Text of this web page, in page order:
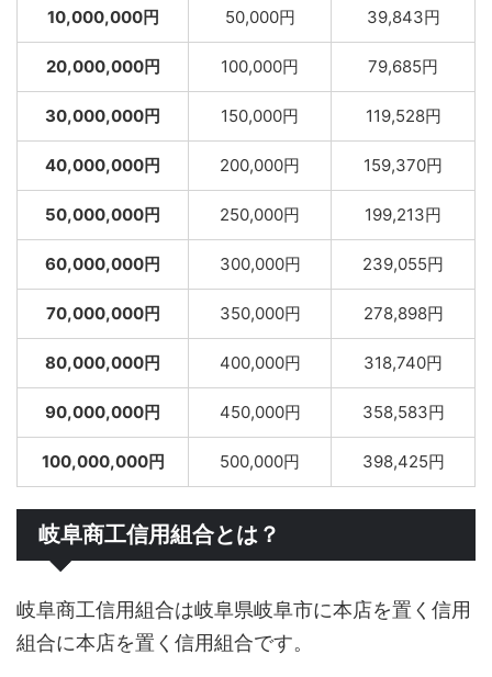
10,000,000円 50,000円 39,843円
20,000,000円 100,000円 79,685円
30,000,000円 150,000円 119,528円
40,000,000円 200,000円 159,370円
50,000,000円 250,000円 199,213円
60,000,000円 300,000円 239,055円
70,000,000円 350,000円 278,898円
80,000,000円 400,000円 318,740円
90,000,000円 450,000円 358,583円
100,000,000円 500,000円 398,425円
岐阜商工信用組合とは？
岐阜商工信用組合は岐阜県岐阜市に本店を置く信用
組合に本店を置く信用組合です。